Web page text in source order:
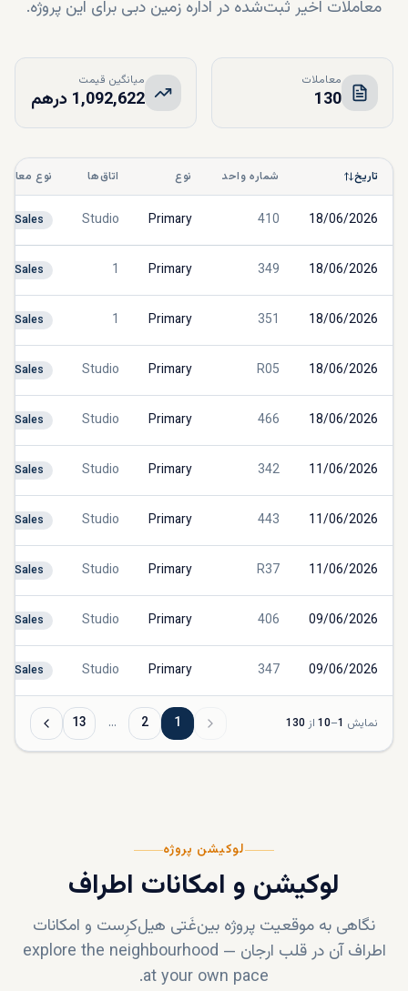
معاملات اخیر ثبت‌شده در اداره زمین دبی برای این پروژه.
معاملات
130
میانگین قیمت
1,092,622 درهم
تاریخ شماره واحد نوع اتاق‌ها نوع
18/06/2026
410
Primary
Studio
Sales
18/06/2026
349
Primary
1
Sales
18/06/2026
351
Primary
1
Sales
18/06/2026
R05
Primary
Studio
Sales
18/06/2026
466
Primary
Studio
Sales
11/06/2026
342
Primary
Studio
Sales
11/06/2026
443
Primary
Studio
Sales
11/06/2026
R37
Primary
Studio
Sales
09/06/2026
406
Primary
Studio
Sales
09/06/2026
347
Primary
Studio
Sales
نمایش 1
–
10 از 130
1
2
…
13
لوکیشن پروژه
لوکیشن و امکانات اطراف
نگاهی به موقعیت پروژه بین‌غَتی هیل‌کرِست و امکانات
اطراف آن در قلب ارجان —
explore the neighbourhood
at your own pace.